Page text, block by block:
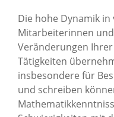
Die hohe Dynamik
Mitarbeiterinnen
Veränderungen
Tätigkeiten
insbesondere für
und schreiben